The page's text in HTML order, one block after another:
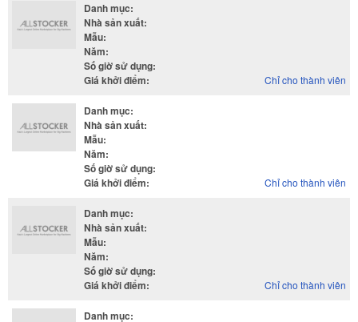
Danh mục:
Nhà sản xuất:
Mẫu:
Năm:
Số giờ sử dụng:
Giá khởi điểm: Chỉ cho thành viên
Danh mục:
Nhà sản xuất:
Mẫu:
Năm:
Số giờ sử dụng:
Giá khởi điểm: Chỉ cho thành viên
Danh mục:
Nhà sản xuất:
Mẫu:
Năm:
Số giờ sử dụng:
Giá khởi điểm: Chỉ cho thành viên
Danh mục: